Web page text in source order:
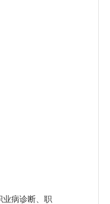
病诊断、职